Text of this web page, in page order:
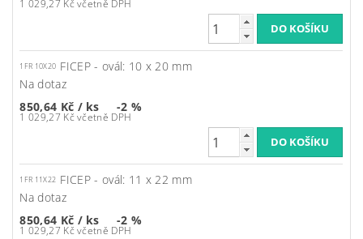
1 029,27 Kč včetně DPH
1FR 10X20 FICEP - ovál: 10 x 20 mm
Na dotaz
850,64 Kč / ks
1 029,27 Kč včetně DPH
-2 %
1FR 11X22 FICEP - ovál: 11 x 22 mm
Na dotaz
850,64 Kč / ks
1 029,27 Kč včetně DPH
-2 %